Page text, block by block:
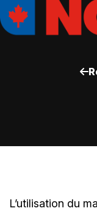
L’utilisation du